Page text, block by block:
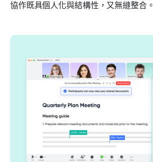
協作既具個人化與結構性，又無縫整合。